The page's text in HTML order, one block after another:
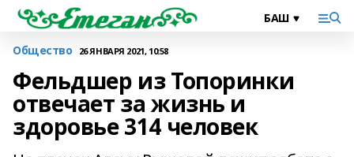
Общество 26 ЯНВАРЯ 2021, 10:58
Фельдшер из Топоринки
отвечает за жизнь и
здоровье 314 человек